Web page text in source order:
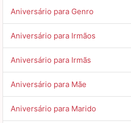
Aniversário para Genro
Aniversário para Irmãos
Aniversário para Irmãs
Aniversário para Mãe
Aniversário para Marido